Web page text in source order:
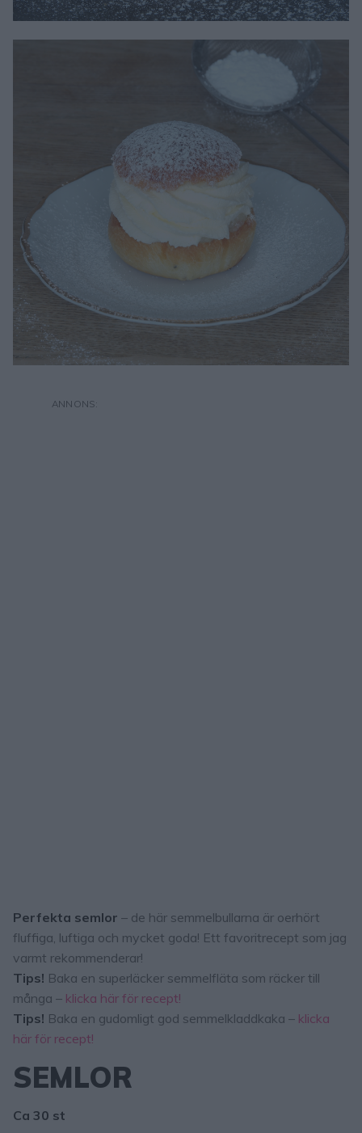
Perfekta semlor – de här semmelbullarna är oerhört
fluffiga, luftiga och mycket goda! Ett favoritrecept som jag
varmt rekommenderar!
Tips! Baka en superläcker semmelfläta som räcker till
många – klicka här för recept!
Tips! Baka en gudomligt god semmelkladdkaka – klicka
här för recept!
SEMLOR
Ca 30 st